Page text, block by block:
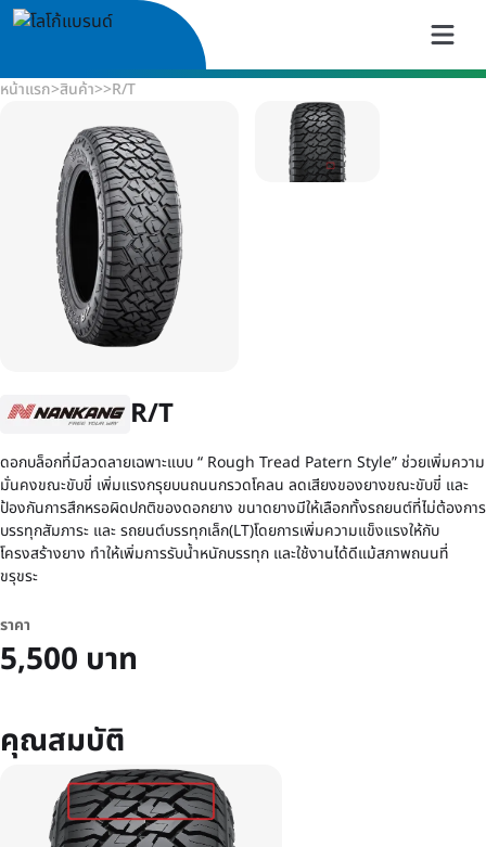
หน้าแรก>สินค้า>>R/T
R/T
ดอกบล็อกที่มีลวดลายเฉพาะแบบ “ Rough Tread Patern Style” ช่วยเพิ่มความ
มั่นคงขณะขับขี่ เพิ่มแรงกรุยบนถนนกรวดโคลน ลดเสียงของยางขณะขับขี่ และ
ป้องกันการสึกหรอผิดปกติของดอกยาง ขนาดยางมีให้เลือกทั้งรถยนต์ที่ไม่ต้องการ
บรรทุกสัมภาระ และ รถยนต์บรรทุกเล็ก(LT)โดยการเพิ่มความแข็งแรงให้กับ
โครงสร้างยาง ทําให้เพิ่มการรับน้ำหนักบรรทุก และใช้งานได้ดีแม้สภาพถนนที่
ขรุขระ
ราคา
5,500 บาท
คุณสมบัติ